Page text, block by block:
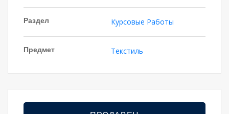
Раздел Курсовые Работы
Предмет Текстиль